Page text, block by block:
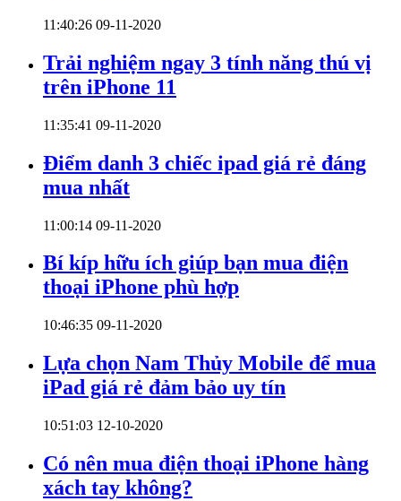
11:40:26 09-11-2020
Trải nghiệm ngay 3 tính năng thú vị
trên iPhone 11
11:35:41 09-11-2020
Điểm danh 3 chiếc ipad giá rẻ đáng
mua nhất
11:00:14 09-11-2020
Bí kíp hữu ích giúp bạn mua điện
thoại iPhone phù hợp
10:46:35 09-11-2020
Lựa chọn Nam Thủy Mobile để mua
iPad giá rẻ đảm bảo uy tín
10:51:03 12-10-2020
Có nên mua điện thoại iPhone hàng
xách tay không?